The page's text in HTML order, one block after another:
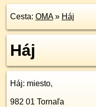
Cesta: OMA» Háj
Háj
Háj: miesto,
982 01 Tornaľa